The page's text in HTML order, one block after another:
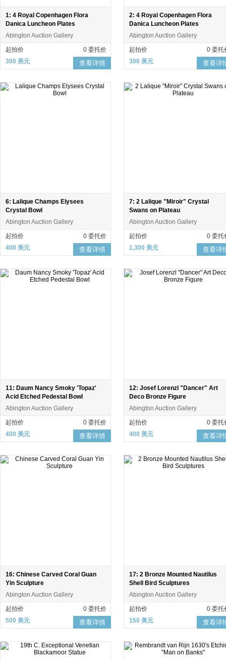
1: 4 Royal Copenhagen Flora
Danica Luncheon Plates
Abington Auction Gallery
起拍价
0 委托价
300 美元
查看详情
2: 4 Royal Copenhagen Flora
Danica Luncheon Plates
Abington Auction Gallery
起拍价
0 委托
300 美元
查看详
6: Lalique Champs Elysees
Crystal Bowl
Abington Auction Gallery
起拍价
0 委托价
400 美元
查看详情
7: 2 Lalique "Miroir" Crystal
Swans on Plateau
Abington Auction Gallery
起拍价
0 委托
1,300 美元
查看详
11: Daum Nancy Smoky 'Topaz'
Acid Etched Pedestal Bowl
Abington Auction Gallery
起拍价
0 委托价
400 美元
查看详情
12: Josef Lorenzl "Dancer" Art
Deco Bronze Figure
Abington Auction Gallery
起拍价
0 委托
400 美元
查看详
16: Chinese Carved Coral Guan
Yin Sculpture
Abington Auction Gallery
起拍价
0 委托价
500 美元
查看详情
17: 2 Bronze Mounted Nautilus
Shell Bird Sculptures
Abington Auction Gallery
起拍价
0 委托
150 美元
查看详